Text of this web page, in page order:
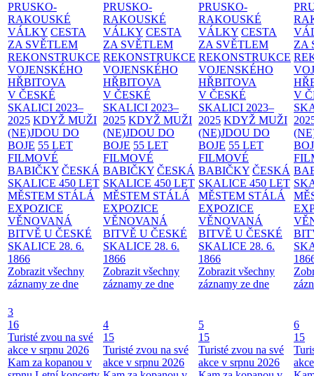
PRUSKO-
RAKOUSKÉ
VÁLKY CESTA
ZA SVĚTLEM
REKONSTRUKCE
VOJENSKÉHO
HŘBITOVA
V ČESKÉ
SKALICI 2023–
2025 KDYŽ MUŽI
(NE)JDOU DO
BOJE 55 LET
FILMOVÉ
BABIČKY ČESKÁ
SKALICE 450 LET
MĚSTEM STÁLÁ
EXPOZICE
VĚNOVANÁ
BITVĚ U ČESKÉ
SKALICE 28. 6.
1866
Zobrazit všechny
záznamy ze dne
PRUSKO-
RAKOUSKÉ
VÁLKY CESTA
ZA SVĚTLEM
REKONSTRUKCE
VOJENSKÉHO
HŘBITOVA
V ČESKÉ
SKALICI 2023–
2025 KDYŽ MUŽI
(NE)JDOU DO
BOJE 55 LET
FILMOVÉ
BABIČKY ČESKÁ
SKALICE 450 LET
MĚSTEM STÁLÁ
EXPOZICE
VĚNOVANÁ
BITVĚ U ČESKÉ
SKALICE 28. 6.
1866
Zobrazit všechny
záznamy ze dne
PRUSKO-
RAKOUSKÉ
VÁLKY CESTA
ZA SVĚTLEM
REKONSTRUKCE
VOJENSKÉHO
HŘBITOVA
V ČESKÉ
SKALICI 2023–
2025 KDYŽ MUŽI
(NE)JDOU DO
BOJE 55 LET
FILMOVÉ
BABIČKY ČESKÁ
SKALICE 450 LET
MĚSTEM STÁLÁ
EXPOZICE
VĚNOVANÁ
BITVĚ U ČESKÉ
SKALICE 28. 6.
1866
Zobrazit všechny
záznamy ze dne
ZA
V
3
16
Turisté zvou na své
akce v srpnu 2026
Kam za kopanou v
4
15
Turisté zvou na své
akce v srpnu 2026
5
15
Turisté zvou na své
akce v srpnu 2026
6
15